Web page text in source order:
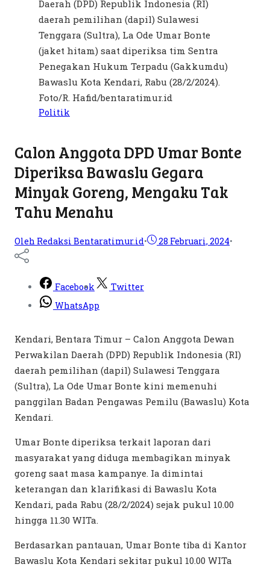
Politik
Calon Anggota DPD Umar Bonte
Diperiksa Bawaslu Gegara
Minyak Goreng, Mengaku Tak
Tahu Menahu
Oleh Redaksi Bentaratimur.id• 28 Februari, 2024•
Facebook
Twitter
WhatsApp
Kendari, Bentara Timur – Calon Anggota Dewan
Perwakilan Daerah (DPD) Republik Indonesia (RI)
daerah pemilihan (dapil) Sulawesi Tenggara
(Sultra), La Ode Umar Bonte kini memenuhi
panggilan Badan Pengawas Pemilu (Bawaslu) Kota
Kendari.
Umar Bonte diperiksa terkait laporan dari
masyarakat yang diduga membagikan minyak
goreng saat masa kampanye. Ia dimintai
keterangan dan klarifikasi di Bawaslu Kota
Kendari, pada Rabu (28/2/2024) sejak pukul 10.00
hingga 11.30 WITa.
Berdasarkan pantauan, Umar Bonte tiba di Kantor
Bawaslu Kota Kendari sekitar pukul 10.00 WITa